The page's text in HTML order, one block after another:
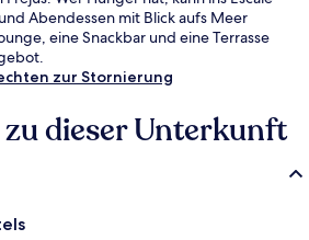
Abendessen mit Blick aufs Meer
eine Snackbar und eine Terrasse
zur Stornierung
dieser Unterkunft